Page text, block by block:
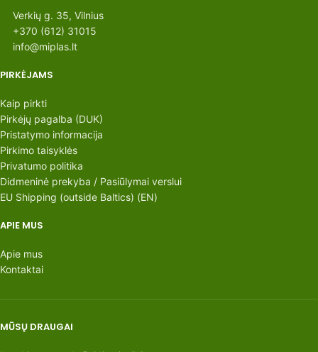
Verkių g. 35, Vilnius
+370 (612) 31015
info@miplas.lt
PIRKĖJAMS
Kaip pirkti
Pirkėjų pagalba (DUK)
Pristatymo informacija
Pirkimo taisyklės
Privatumo politika
Didmeninė prekyba / Pasiūlymai verslui
EU Shipping (outside Baltics) (EN)
APIE MUS
Apie mus
Kontaktai
MŪSŲ DRAUGAI